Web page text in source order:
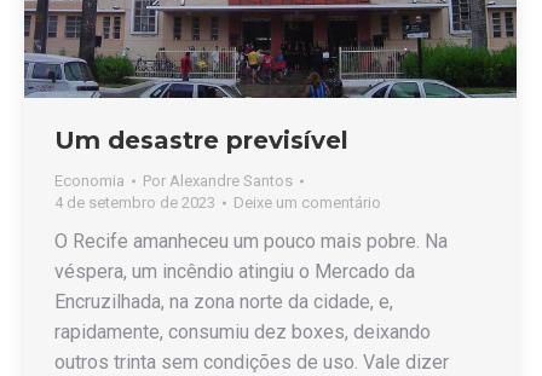
Um desastre previsível
Economia Por Alexandre Santos
4 de setembro de 2023
Deixe um comentário
O Recife amanheceu um pouco mais pobre. Na
véspera, um incêndio atingiu o Mercado da
Encruzilhada, na zona norte da cidade, e,
rapidamente, consumiu dez boxes, deixando
outros trinta sem condições de uso. Vale dizer